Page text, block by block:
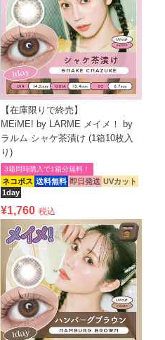
【在庫限りで終売】
MEiME! by LARME メイメ！ by
ラルム シャケ茶漬け (1箱10枚入
り)
ネコポス 送料無料 即日発送 UVカット
1day
3箱同時購入で1箱分無料！
¥1,760 税込